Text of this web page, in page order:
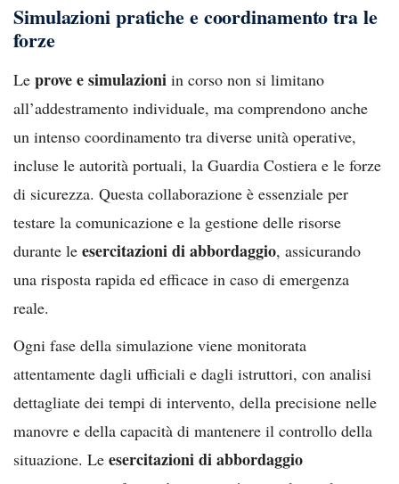
Simulazioni pratiche e coordinamento tra le
forze
Le prove e simulazioni in corso non si limitano
all’addestramento individuale, ma comprendono anche
un intenso coordinamento tra diverse unità operative,
incluse le autorità portuali, la Guardia Costiera e le forze
di sicurezza. Questa collaborazione è essenziale per
testare la comunicazione e la gestione delle risorse
durante le esercitazioni di abbordaggio, assicurando
una risposta rapida ed efficace in caso di emergenza
reale.
Ogni fase della simulazione viene monitorata
attentamente dagli ufficiali e dagli istruttori, con analisi
dettagliate dei tempi di intervento, della precisione nelle
manovre e della capacità di mantenere il controllo della
situazione. Le esercitazioni di abbordaggio